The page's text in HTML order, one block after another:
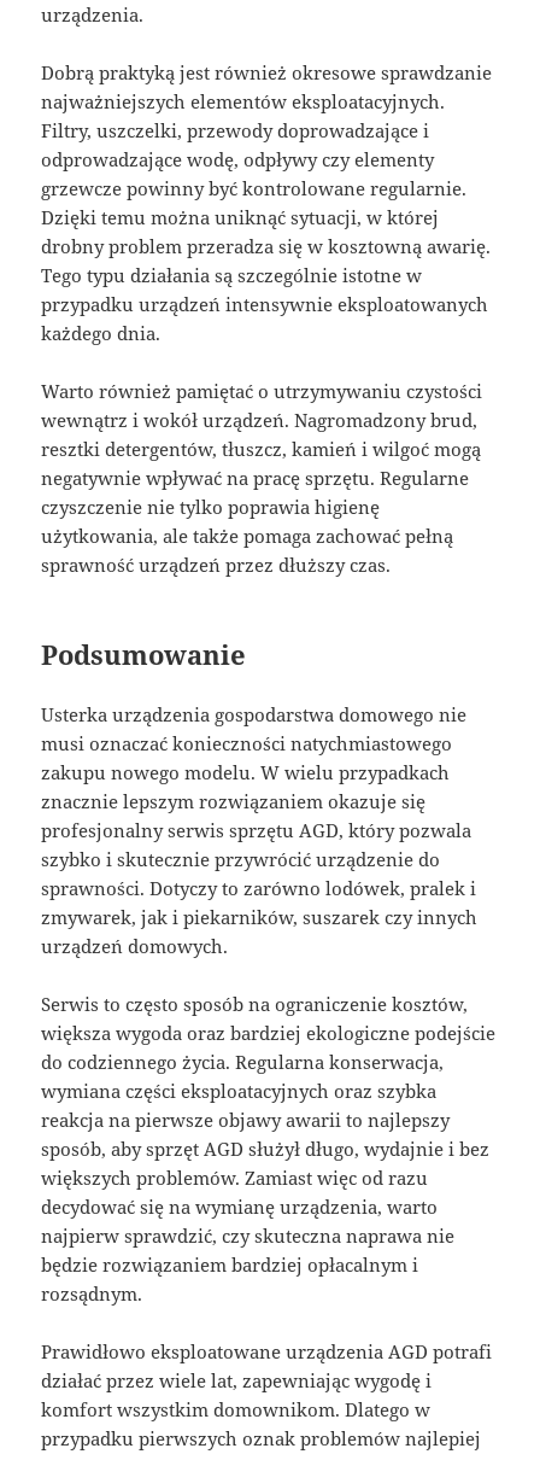
urządzenia.
Dobrą praktyką jest również okresowe sprawdzanie
najważniejszych elementów eksploatacyjnych.
Filtry, uszczelki, przewody doprowadzające i
odprowadzające wodę, odpływy czy elementy
grzewcze powinny być kontrolowane regularnie.
Dzięki temu można uniknąć sytuacji, w której
drobny problem przeradza się w kosztowną awarię.
Tego typu działania są szczególnie istotne w
przypadku urządzeń intensywnie eksploatowanych
każdego dnia.
Warto również pamiętać o utrzymywaniu czystości
wewnątrz i wokół urządzeń. Nagromadzony brud,
resztki detergentów, tłuszcz, kamień i wilgoć mogą
negatywnie wpływać na pracę sprzętu. Regularne
czyszczenie nie tylko poprawia higienę
użytkowania, ale także pomaga zachować pełną
sprawność urządzeń przez dłuższy czas.
Podsumowanie
Usterka urządzenia gospodarstwa domowego nie
musi oznaczać konieczności natychmiastowego
zakupu nowego modelu. W wielu przypadkach
znacznie lepszym rozwiązaniem okazuje się
profesjonalny serwis sprzętu AGD, który pozwala
szybko i skutecznie przywrócić urządzenie do
sprawności. Dotyczy to zarówno lodówek, pralek i
zmywarek, jak i piekarników, suszarek czy innych
urządzeń domowych.
Serwis to często sposób na ograniczenie kosztów,
większa wygoda oraz bardziej ekologiczne podejście
do codziennego życia. Regularna konserwacja,
wymiana części eksploatacyjnych oraz szybka
reakcja na pierwsze objawy awarii to najlepszy
sposób, aby sprzęt AGD służył długo, wydajnie i bez
większych problemów. Zamiast więc od razu
decydować się na wymianę urządzenia, warto
najpierw sprawdzić, czy skuteczna naprawa nie
będzie rozwiązaniem bardziej opłacalnym i
rozsądnym.
Prawidłowo eksploatowane urządzenia AGD potrafi
działać przez wiele lat, zapewniając wygodę i
komfort wszystkim domownikom. Dlatego w
przypadku pierwszych oznak problemów najlepiej